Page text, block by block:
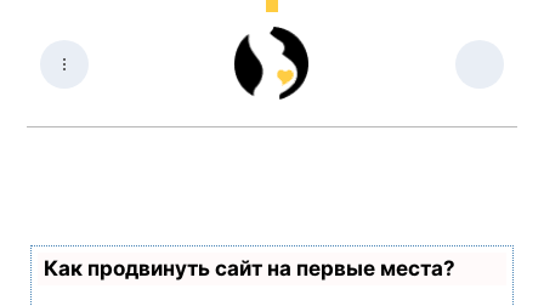
Как продвинуть сайт на первые места?